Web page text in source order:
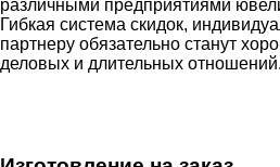
различными предприятиями
Гибкая система скидок,
партнеру обязательно станут
деловых и длительных отношений.